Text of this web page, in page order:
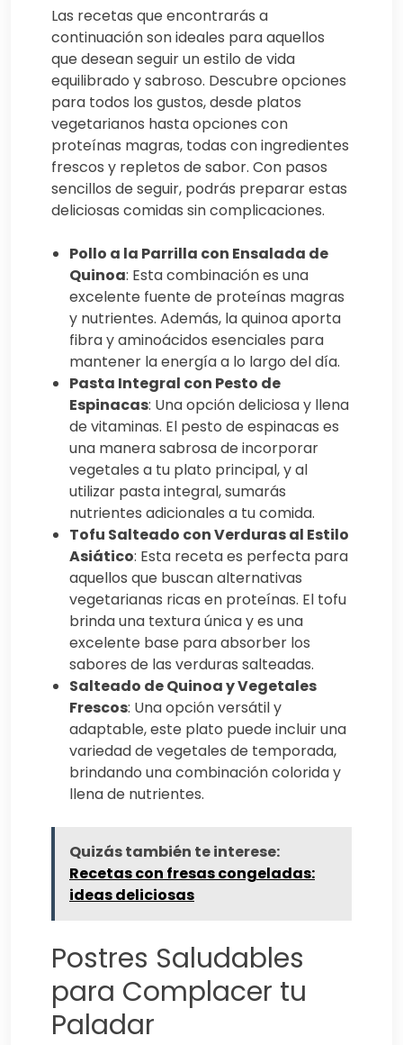
Las recetas que encontrarás a
continuación son ideales para aquellos
que desean seguir un estilo de vida
equilibrado y sabroso. Descubre opciones
para todos los gustos, desde platos
vegetarianos hasta opciones con
proteínas magras, todas con ingredientes
frescos y repletos de sabor. Con pasos
sencillos de seguir, podrás preparar estas
deliciosas comidas sin complicaciones.
Pollo a la Parrilla con Ensalada de
Quinoa: Esta combinación es una
excelente fuente de proteínas magras
y nutrientes. Además, la quinoa aporta
fibra y aminoácidos esenciales para
mantener la energía a lo largo del día.
Pasta Integral con Pesto de
Espinacas: Una opción deliciosa y llena
de vitaminas. El pesto de espinacas es
una manera sabrosa de incorporar
vegetales a tu plato principal, y al
utilizar pasta integral, sumarás
nutrientes adicionales a tu comida.
Tofu Salteado con Verduras al Estilo
Asiático: Esta receta es perfecta para
aquellos que buscan alternativas
vegetarianas ricas en proteínas. El tofu
brinda una textura única y es una
excelente base para absorber los
sabores de las verduras salteadas.
Salteado de Quinoa y Vegetales
Frescos: Una opción versátil y
adaptable, este plato puede incluir una
variedad de vegetales de temporada,
brindando una combinación colorida y
llena de nutrientes.
Quizás también te interese:
Recetas con fresas congeladas:
ideas deliciosas
Postres Saludables
para Complacer tu
Paladar